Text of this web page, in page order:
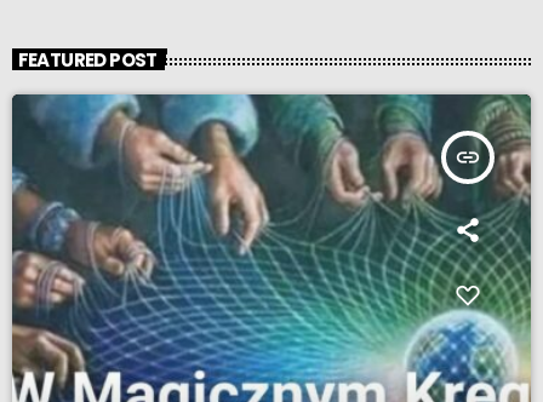
FEATURED POST
insert_link